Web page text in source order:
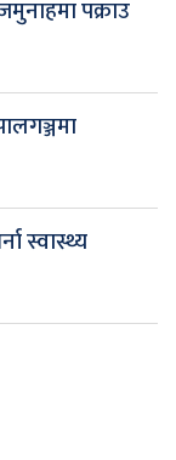
पक्राउ
स्वास्थ्य